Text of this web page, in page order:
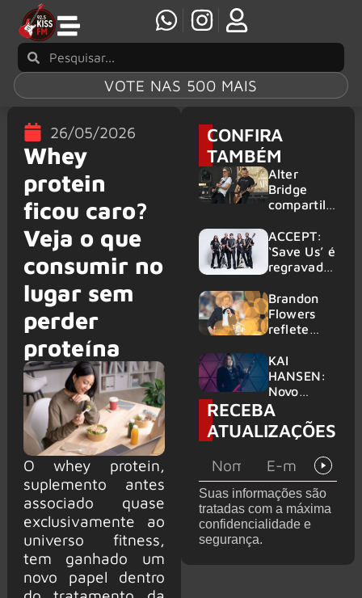
VOTE NAS 500 MAIS
26/05/2026
Whey
protein
ficou caro?
Veja o que
consumir no
lugar sem
perder
proteína
O whey protein,
suplemento antes
associado quase
exclusivamente ao
universo fitness,
tem ganhado um
novo papel dentro
CONFIRA
TAMBÉM
Alter
Bridge
compartilh
vivo de
“Fortress”
gravada
am Ring
2026
ACCEPT:
‘Save Us’ é
regravada
membros
do GHOST
e KORN
Brandon
Flowers
reflete
futuro e
levanta
possibilida
de de
deixar os
palcos
KAI
HANSEN:
Novo
single
‘Welcome
To Life’ é
RECEBA
ATUALIZAÇÕES
Suas informações são
tratadas com a máxima
confidencialidade e
segurança.